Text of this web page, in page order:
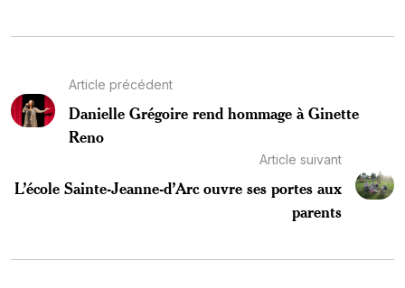
Article précédent
Danielle Grégoire rend hommage à Ginette
Reno
Article suivant
L’école Sainte-Jeanne-d’Arc ouvre ses portes aux
parents